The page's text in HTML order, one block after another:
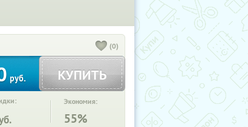
(0)
руб. КУПИТЬ
Экономия:
55%